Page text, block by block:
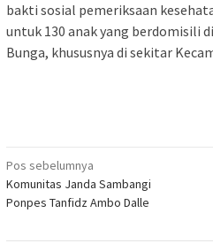
bakti sosial pemeriksaan
untuk 130 anak yang berdomisili
Bunga, khususnya di sekitar
Navigasi
pos
Pos sebelumnya
Komunitas Janda Sambangi
Ponpes Tanfidz Ambo Dalle